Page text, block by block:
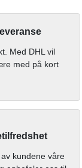
Med DHL vil
med på kort
kundene våre